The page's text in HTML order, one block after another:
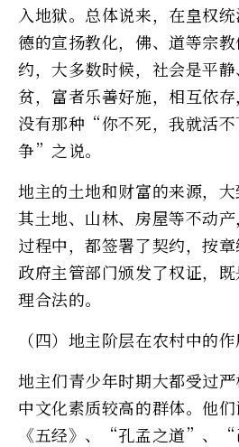
入地狱。总体说来，在皇权
德的宣扬教化，佛、道等宗
约，大多数时候，社会是平
贫，富者乐善好施，相互依存
没有那种“你不死，我就活
争”之说。
地主的土地和财富的来源，大
其土地、山林、房屋等不动
过程中，都签署了契约，按
政府主管部门颁发了权证，
理合法的。
（四）地主阶层在农村中的作
地主们青少年时期大都受过
中文化素质较高的群体。他们
《五经》、“孔孟之道”、“